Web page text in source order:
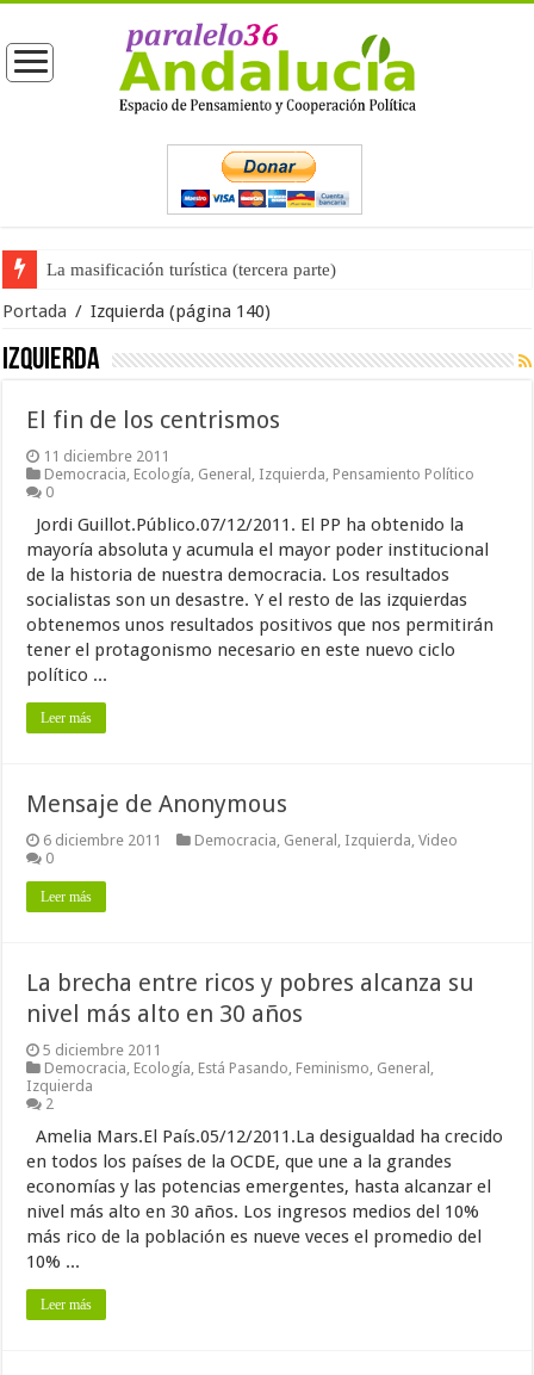
La masificación turística (tercera parte)
Portada / Izquierda (página 140)
Izquierda
El fin de los centrismos
11 diciembre 2011
Democracia, Ecología, General , Izquierda, Pensamiento Político
0
Jordi Guillot.Público.07/12/2011. El PP ha obtenido la
mayoría absoluta y acumula el mayor poder institucional
de la historia de nuestra democracia. Los resultados
socialistas son un desastre. Y el resto de las izquierdas
obtenemos unos resultados positivos que nos permitirán
tener el protagonismo necesario en este nuevo ciclo
político ...
Leer más
Mensaje de Anonymous
6 diciembre 2011 Democracia, General , Izquierda,Video
0
Leer más
La brecha entre ricos y pobres alcanza su
nivel más alto en 30 años
5 diciembre 2011
Democracia, Ecología, Está Pasando, Feminismo, General ,
Izquierda
2
Amelia Mars.El País.05/12/2011.La desigualdad ha crecido
en todos los países de la OCDE, que une a la grandes
economías y las potencias emergentes, hasta alcanzar el
nivel más alto en 30 años. Los ingresos medios del 10%
más rico de la población es nueve veces el promedio del
10% ...
Leer más